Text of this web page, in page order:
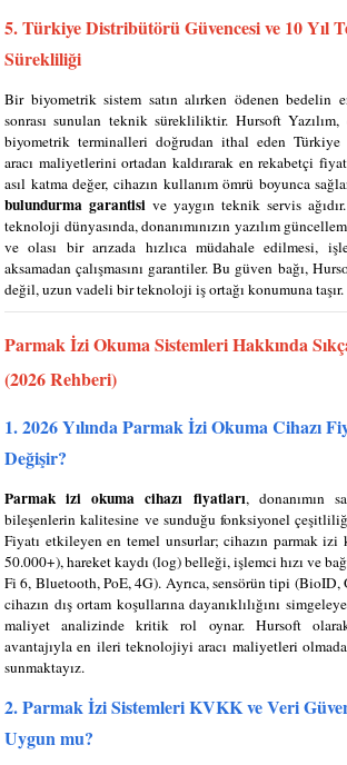
5. Türkiye Distribütörü Güvencesi ve 10 Yıl
Sürekliliği
Bir biyometrik sistem satın alırken ödenen bedelin
sonrası sunulan teknik sürekliliktir. Hursoft Yazılım,
biyometrik terminalleri doğrudan ithal eden
aracı maliyetlerini ortadan kaldırarak en rekabetçi
asıl katma değer, cihazın kullanım ömrü boyunca
bulundurma garantisi ve yaygın teknik servis
teknoloji dünyasında, donanımınızın yazılım
ve olası bir arızada hızlıca müdahale edilmesi,
aksamadan çalışmasını garantiler. Bu güven bağı,
değil, uzun vadeli bir teknoloji iş ortağı konumuna taşır.
Parmak İzi Okuma Sistemleri Hakkında
(2026 Rehberi)
1. 2026 Yılında Parmak İzi Okuma Cihazı
Değişir?
Parmak izi okuma cihazı fiyatları, donanımın
bileşenlerin kalitesine ve sunduğu fonksiyonel
Fiyatı etkileyen en temel unsurlar; cihazın parmak izi
50.000+), hareket kaydı (log) belleği, işlemci hızı ve
Fi 6, Bluetooth, PoE, 4G). Ayrıca, sensörün tipi
cihazın dış ortam koşullarına dayanıklılığını
maliyet analizinde kritik rol oynar. Hursoft
avantajıyla en ileri teknolojiyi aracı maliyetleri
sunmaktayız.
2. Parmak İzi Sistemleri KVKK ve Veri
Uygun mu?